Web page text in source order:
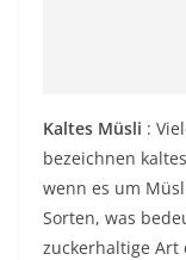
Kaltes Müsli :
bezeichnen
wenn es um
Sorten, was
zuckerhaltige Art